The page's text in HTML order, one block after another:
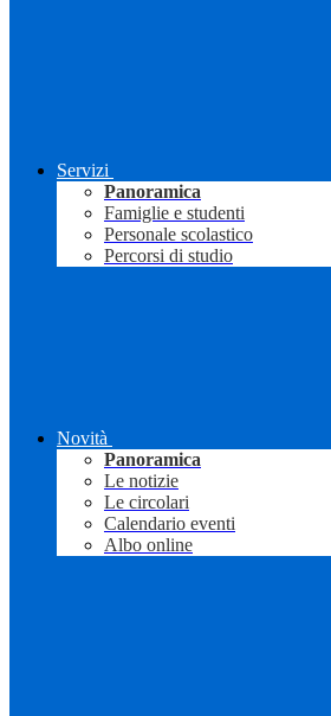
Servizi
Panoramica
Famiglie e studenti
Personale scolastico
Percorsi di studio
Novità
Panoramica
Le notizie
Le circolari
Calendario eventi
Albo online